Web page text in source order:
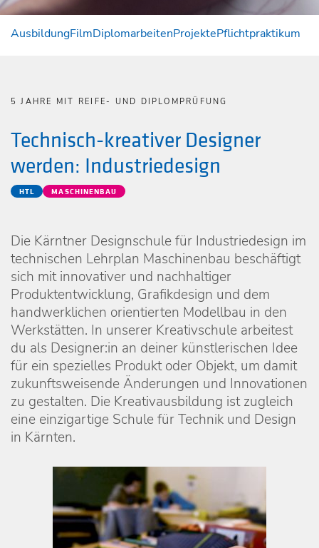
AusbildungFilmDiplomarbeitenProjektePflichtpraktikum
5 JAHRE MIT REIFE- UND DIPLOMPRÜFUNG
Technisch-kreativer Designer
werden: Industriedesign
HTL MASCHINENBAU
Die Kärntner Designschule für Industriedesign im
technischen Lehrplan Maschinenbau beschäftigt
sich mit innovativer und nachhaltiger
Produktentwicklung, Grafikdesign und dem
handwerklichen orientierten Modellbau in den
Werkstätten. In unserer Kreativschule arbeitest
du als Designer:in an deiner künstlerischen Idee
für ein spezielles Produkt oder Objekt, um damit
zukunftsweisende Änderungen und Innovationen
zu gestalten. Die Kreativausbildung ist zugleich
eine einzigartige Schule für Technik und Design
in Kärnten.